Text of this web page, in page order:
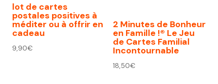
lot de cartes
postales positives à
méditer ou à offrir en
cadeau
9,90€
2 Minutes de Bonheur
en Famille !® Le Jeu
de Cartes Familial
Incontournable
18,50€